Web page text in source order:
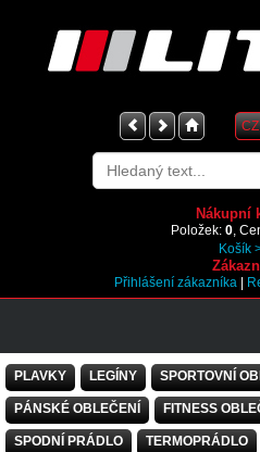
CZ
Nákupní
Položek: 0,
Košík
Přihlášení zákazníka|
PLAVKY LEGÍNY SPORTOVNÍ
PÁNSKÉ OBLEČENÍ FITNESS
SPODNÍ PRÁDLO TERMOPRÁDLO